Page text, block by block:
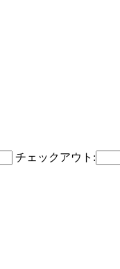
チェックアウト: